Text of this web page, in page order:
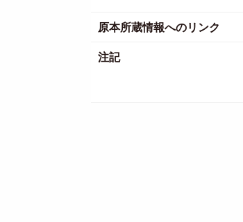
原本所蔵情報へのリンク
注記